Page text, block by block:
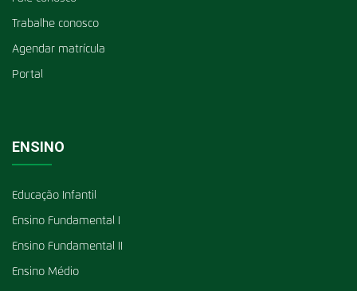
Trabalhe conosco
Agendar matrícula
Portal
ENSINO
Educação Infantil
Ensino Fundamental I
Ensino Fundamental II
Ensino Médio